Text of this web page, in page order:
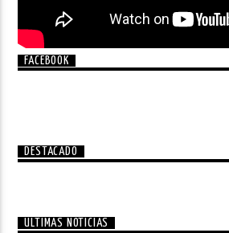
FACEBOOK
DESTACADO
ÚLTIMAS NOTICIAS